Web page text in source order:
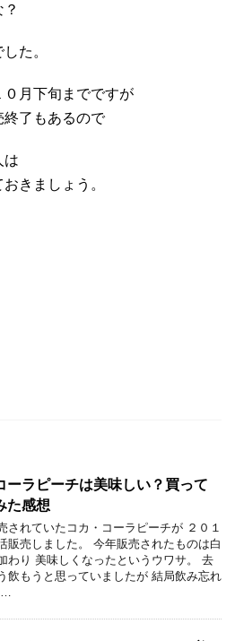
た。
月下旬までですが
了もあるので
は
きましょう。
ーラピーチは美味しい？買って
た感想
されていたコカ・コーラピーチが ２０１
販売しました。 今年販売されたものは白
わり 美味しくなったというウワサ。 去
飲もうと思っていましたが 結局飲み忘れ